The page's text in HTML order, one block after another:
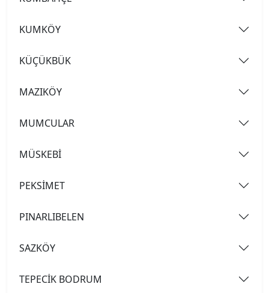
KUMKÖY
KÜÇÜKBÜK
MAZIKÖY
MUMCULAR
MÜSKEBİ
PEKSİMET
PINARLIBELEN
SAZKÖY
TEPECİK BODRUM